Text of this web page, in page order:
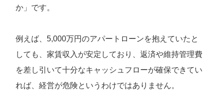
か」です。
例えば、5,000万円のアパートローンを抱えていたと
しても、家賃収入が安定しており、返済や維持管理費
を差し引いて十分なキャッシュフローが確保できてい
れば、経営が危険というわけではありません。